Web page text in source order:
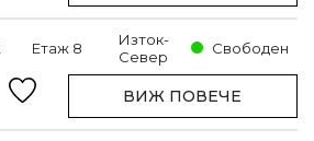
Етаж 8
Изток-
Север
Свободен
ВИЖ ПОВЕЧЕ